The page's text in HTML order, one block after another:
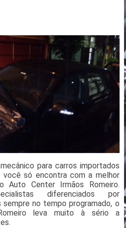
para carros importados
você só encontra com a melhor
Auto Center Irmãos Romeiro.
diferenciados por
no tempo programado, o
leva muito à sério a